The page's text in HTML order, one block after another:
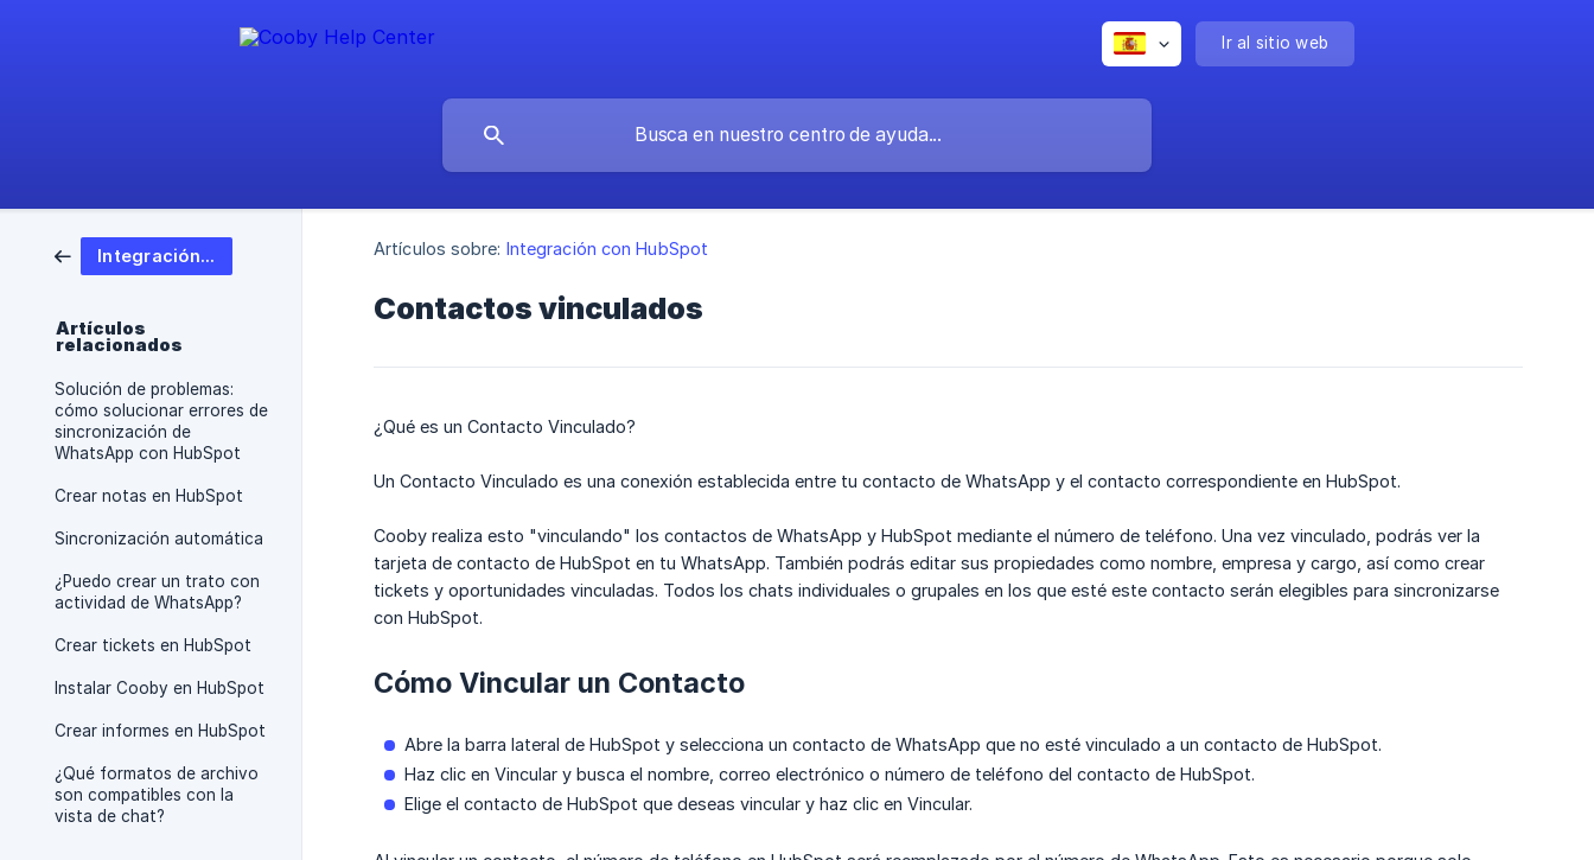
Ir al sitio web
Integración con HubSpot
Artículos
relacionados
Solución de problemas:
cómo solucionar errores de
sincronización de
WhatsApp con HubSpot
Crear notas en HubSpot
Sincronización automática
¿Puedo crear un trato con
actividad de WhatsApp?
Crear tickets en HubSpot
Instalar Cooby en HubSpot
Crear informes en HubSpot
¿Qué formatos de archivo
son compatibles con la
vista de chat?
Artículos sobre: Integración con HubSpot
Contactos vinculados
¿Qué es un Contacto Vinculado?
Un Contacto Vinculado es una conexión establecida entre tu contacto de WhatsApp y el contacto correspondiente en HubSpot.
Cooby realiza esto "vinculando" los contactos de WhatsApp y HubSpot mediante el número de teléfono. Una vez vinculado, podrás ver la
tarjeta de contacto de HubSpot en tu WhatsApp. También podrás editar sus propiedades como nombre, empresa y cargo, así como crear
tickets y oportunidades vinculadas. Todos los chats individuales o grupales en los que esté este contacto serán elegibles para sincronizarse
con HubSpot.
Cómo Vincular un Contacto
Abre la barra lateral de HubSpot y selecciona un contacto de WhatsApp que no esté vinculado a un contacto de HubSpot.
Haz clic en Vincular y busca el nombre, correo electrónico o número de teléfono del contacto de HubSpot.
Elige el contacto de HubSpot que deseas vincular y haz clic en Vincular.